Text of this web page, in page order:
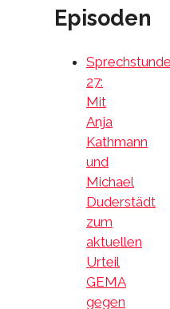
Episoden
Sprechstunde
27:
Mit
Anja
Kathmann
und
Michael
Duderstädt
zum
aktuellen
Urteil
GEMA
gegen